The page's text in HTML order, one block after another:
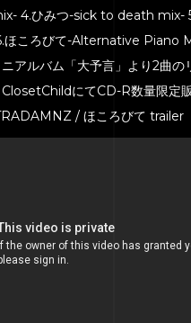
4.ひみつ-sick to death mix-
ころびて-Alternative Piano
アルバム「大予言」より2曲の
にてCD-R数量限定販
/ ほころびて trailer